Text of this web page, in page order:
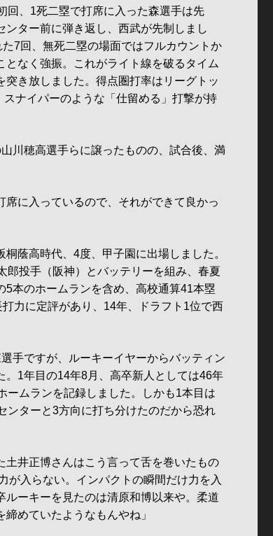
回、1死二塁で打席に入った森選手は先
ター前に弾き返し、西武が先制しまし
7回、無死二塁の場面ではフルカウントか
となく強振。これがライト線を破るタイム
突き放しました。得点圏打率はリーグトッ
ナイパーのような「仕留める」打撃が持
川穂高選手らに譲ったものの、試合後、満
席に入っているので、それができて良かっ
蔭高時代、4度、甲子園に出場しました。
郎投手（阪神）とバッテリーを組み、春夏
本のホームランを含め、高校通算41本塁
力に定評があり、14年、ドラフト1位で西
手ですが、ルーキーイヤーからバッティン
。1年目の14年8月、高卒新人としては46年
ームランを記録しました。しかも1本目は
ンターと3方向に打ち分けたのだから恐れ
井正博さんはこう言って舌を巻いたもの
が入らない。インパクトの瞬間だけ力を入
ルーキーを見たのは清原和博以来や。柔道
めていたようなもんやね」